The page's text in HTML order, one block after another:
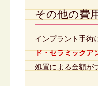
その他の費
インプラント手術
ド・セラミックア
処置による金額が